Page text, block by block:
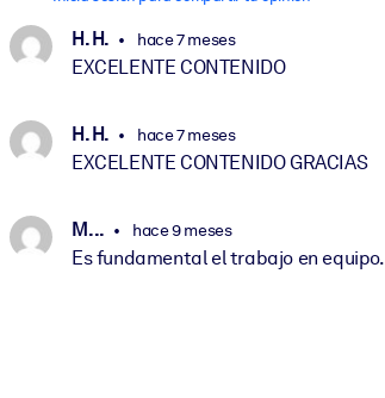
H. H. hace 7 meses
EXCELENTE CONTENIDO
H. H. hace 7 meses
EXCELENTE CONTENIDO GRACIAS
M. .. hace 9 meses
Es fundamental el trabajo en equipo.